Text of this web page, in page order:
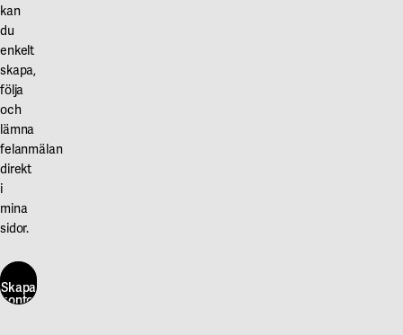
kan
du
enkelt
skapa,
följa
och
lämna
felanmälan
direkt
i
mina
sidor.
Skapa
konto